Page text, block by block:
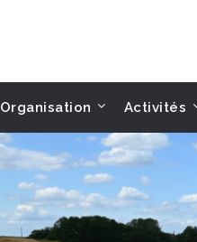
Organisation Activités